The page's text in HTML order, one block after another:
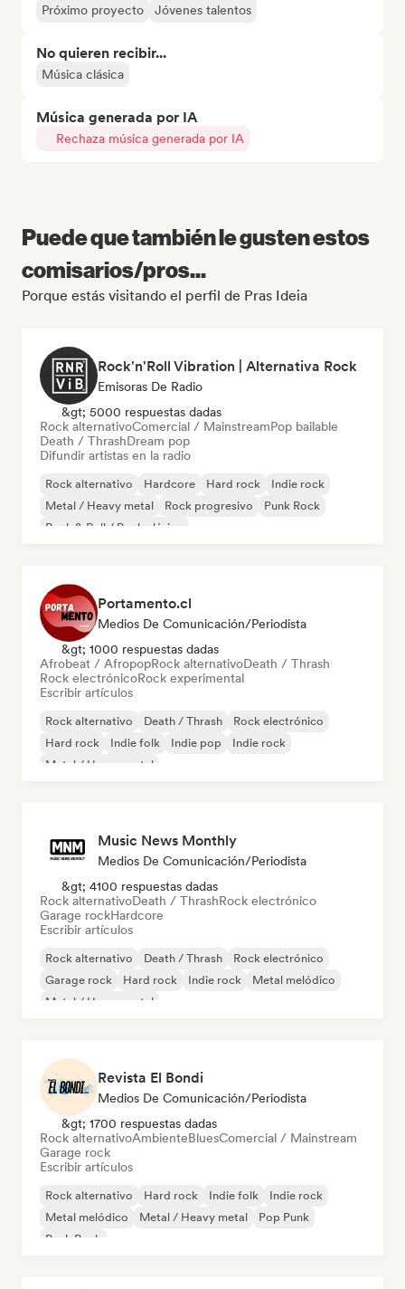
Próximo proyecto Jóvenes talentos
No quieren recibir...
Música clásica
Música generada por IA
Rechaza música generada por IA
Puede que también le gusten estos
comisarios/pros...
Porque estás visitando el perfil de Pras Ideia
Rock'n'Roll Vibration | Alternativa Rock
Emisoras De Radio
&gt; 5000 respuestas dadas
Rock alternativoComercial / MainstreamPop bailable
Death / ThrashDream pop
Difundir artistas en la radio
Rock alternativo Hardcore Hard rock
Indie rock
Metal / Heavy metal
Rock progresivo
Punk Rock
Rock & Roll / Rock clásico
Portamento.cl
Medios De Comunicación/Periodista
&gt; 1000 respuestas dadas
Afrobeat / AfropopRock alternativoDeath / Thrash
Rock electrónicoRock experimental
Escribir artículos
Rock alternativo Death / Thrash
Rock electrónico
Hard rock
Indie folk Indie pop
Indie rock
Metal / Heavy metal
Music News Monthly
Medios De Comunicación/Periodista
&gt; 4100 respuestas dadas
Rock alternativoDeath / ThrashRock electrónico
Garage rockHardcore
Escribir artículos
Rock alternativo Death / Thrash
Rock electrónico
Garage rock
Hard rock Indie rock
Metal melódico
Metal / Heavy metal
Revista El Bondi
Medios De Comunicación/Periodista
&gt; 1700 respuestas dadas
Rock alternativoAmbienteBluesComercial / Mainstream
Garage rock
Escribir artículos
Rock alternativo Hard rock Indie folk
Indie rock
Metal melódico
Metal / Heavy metal
Pop Punk
Punk Rock